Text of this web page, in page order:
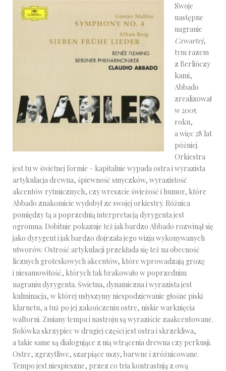
Swoje
następne
nagranie
Czwartej,
tym razem
z Berlińczy
kami,
Abbado
zrealizował
w 2005
roku,
a więc 28 lat
później.
Orkiestra
jest tu w świetnej formie – kapitalnie wypada ostra i wyrazista
artykulacja drewna, śpiewność smyczków, wyrazistość
akcentów rytmicznych, czy wreszcie świeżość i humor, które
Abbado znakomicie wydobył ze swojej orkiestry. Różnica
pomiędzy tą a poprzednią interpretacją dyrygenta jest
ogromna. Dobitnie pokazuje też jak bardzo Abbado rozwinął się
jako dyrygent i jak bardzo dojrzała jego wizja wykonywanych
utworów. Ostrość artykulacji przekłada się też na obecność
licznych groteskowych akcentów, które wprowadzają grozę
i niesamowitość, których tak brakowało w poprzednim
nagraniu dyrygenta. Świetna, dynamiczna i wyrazista jest
kulminacja, w której usłyszymy niespodziewanie głośne piski
klarnetu, a tuż po jej zakończeniu ostre, niskie warknięcia
waltorni. Zmiany tempa i nastroju są wyraziście zaakcentowane.
Solówka skrzypiec w drugiej części jest ostra i skrzekliwa,
a takie same są dialogujące z nią wtrącenia drewna czy perkusji.
Ostre, zgrzytliwe, szarpiące uszy, barwne i zróżnicowane.
Tempo jest niespieszne, przez co tria kontrastują z ową